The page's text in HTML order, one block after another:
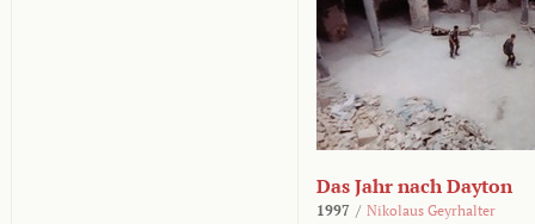
Das Jahr nach Dayton
1997 / Nikolaus Geyrhalter